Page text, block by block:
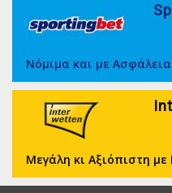
Νόμιμα και με
Μεγάλη κι Αξιόπιστη